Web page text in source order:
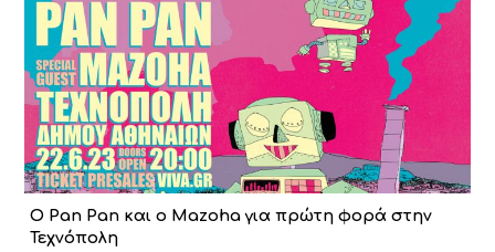
Ο Pan Pan και ο Mazoha για πρώτη φορά στην
Τεχνόπολη